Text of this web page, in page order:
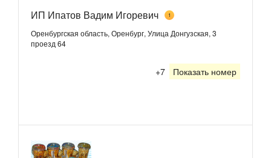
ИП Ипатов Вадим Игоревич 1
Оренбургская область, Оренбург, Улица Донгузская, 3
проезд 64
+7 Показать номер